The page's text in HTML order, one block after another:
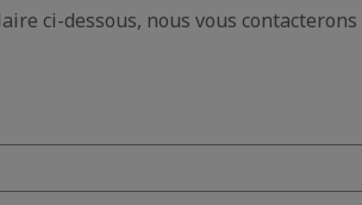
ci-dessous, nous vous